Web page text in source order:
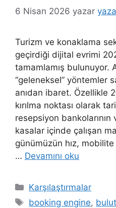
6 Nisan 2026 yazar
Turizm ve konaklama
geçirdiği dijital evrimi
tamamlamış bulunuyor.
“geleneksel” yöntemler
anıdan ibaret. Özellikle
kırılma noktası olarak
resepsiyon
kasalar içinde çalışan
günümüzün hız,
… Devamını oku
Kategoriler
Karşılaştırmalar
Etiketler
booking engine,